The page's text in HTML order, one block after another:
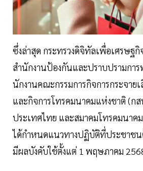
ซึ่งล่าสุด กระทรวงดิจิทัลเพื่อเศรษฐกิ
สำนักงานป้องกันและปราบปรามกา
นักงานคณะกรรมการกิจการกระจาย
และกิจการโทรคมนาคมแห่งชาติ (ก
ประเทศไทย และสมาคมโทรคมนาค
ได้กำหนดแนวทางปฏิบัติที่ประชาชน
มีผลบังคับใช้ตั้งแต่ 1 พฤษภาคม